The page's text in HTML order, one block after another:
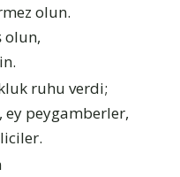
olun.
olun,
ruhu verdi;
peygamberler,